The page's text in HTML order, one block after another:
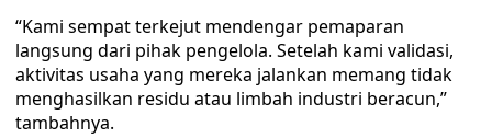
“Kami sempat terkejut mendengar pemaparan
langsung dari pihak pengelola. Setelah kami validasi,
aktivitas usaha yang mereka jalankan memang tidak
menghasilkan residu atau limbah industri beracun,”
tambahnya.